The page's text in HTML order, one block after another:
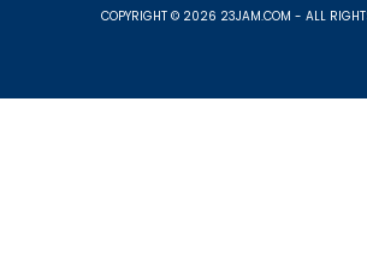
COPYRIGHT © 2026 23JAM.COM - ALL